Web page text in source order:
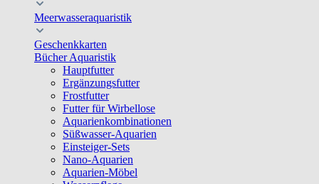
Meerwasseraquaristik
Geschenkkarten
Bücher Aquaristik
Hauptfutter
Ergänzungsfutter
Frostfutter
Futter für Wirbellose
Aquarienkombinationen
Süßwasser-Aquarien
Einsteiger-Sets
Nano-Aquarien
Aquarien-Möbel